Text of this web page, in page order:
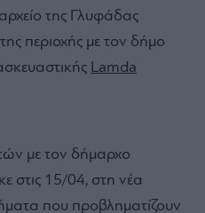
της Γλυφάδας
περιοχής με τον δήμο
Lamda
με τον δήμαρχο
στις 15/04, στη νέα
που προβληματίζουν